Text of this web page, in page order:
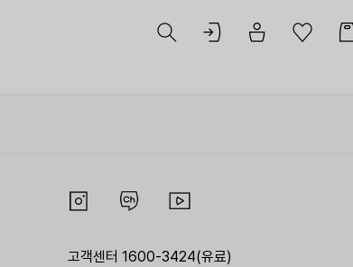
고객센터 1600-3424(유료)